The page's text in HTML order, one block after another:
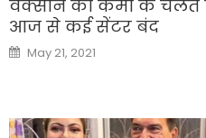
वैक्सीन की कमी के चलते
आज से कई सेंटर बंद
Posted
on
May 21, 2021